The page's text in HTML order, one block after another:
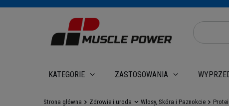
KATEGORIE ZASTOSOWANIA
Strona główna Zdrowie i uroda Włosy, Skóra i Paznokcie